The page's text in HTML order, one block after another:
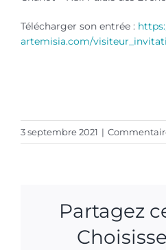
Télécharger son entrée :
artemisia.com/
3 septembre 2021 |
Partagez